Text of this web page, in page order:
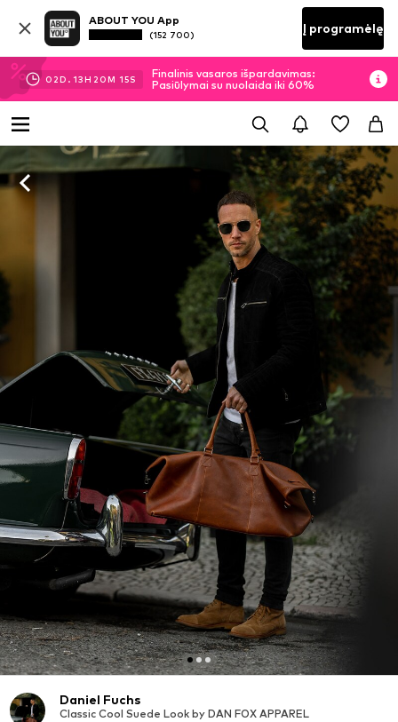
ABOUT YOU App
(152 700) Į programėlę
02D. 13H 20M 14S
Finalinis vasaros išpardavimas:
Pasiūlymai su nuolaida iki 60%
Daniel Fuchs
Classic Cool Suede Look by DAN FOX APPAREL